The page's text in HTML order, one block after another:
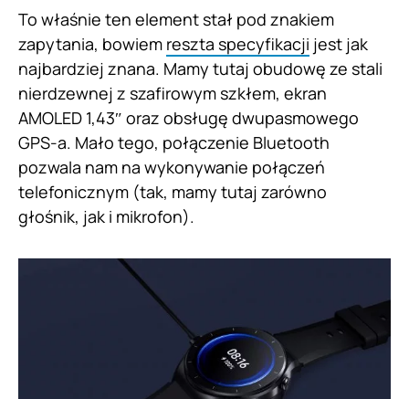
To właśnie ten element stał pod znakiem
zapytania, bowiem reszta specyfikacji jest jak
najbardziej znana. Mamy tutaj obudowę ze stali
nierdzewnej z szafirowym szkłem, ekran
AMOLED 1,43″ oraz obsługę dwupasmowego
GPS-a. Mało tego, połączenie Bluetooth
pozwala nam na wykonywanie połączeń
telefonicznym (tak, mamy tutaj zarówno
głośnik, jak i mikrofon).